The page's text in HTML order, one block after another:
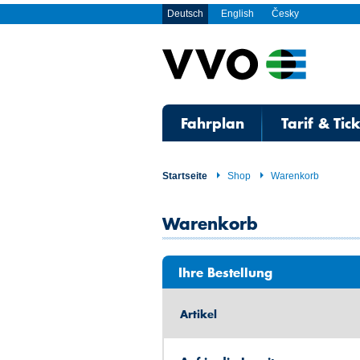
Deutsch English Česky
Fahrplan Tarif &
Startseite Shop Warenkorb
Warenkorb
Ihre Bestellung
Artikel